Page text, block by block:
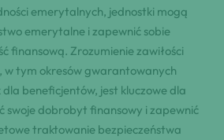
emerytalnych, jednostki mogą
emerytalne i zapewnić sobie
finansową. Zrozumienie zawiłości
w tym okresów gwarantowanych
dla beneficjentów, jest kluczowe dla
swoje dobrobyt finansowy i zapewnić
traktowanie bezpieczeństwa